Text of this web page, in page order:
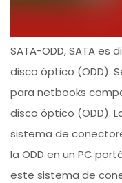
SATA-ODD, SATA es
disco óptico (ODD).
para netbooks
disco óptico (ODD).
sistema de
la ODD en un PC
este sistema de